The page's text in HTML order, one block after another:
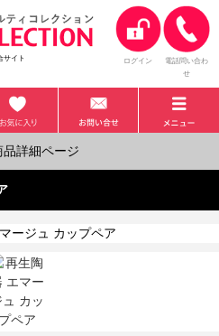
サイト ログイン
電話問い合わ
せ
品詳細ページ